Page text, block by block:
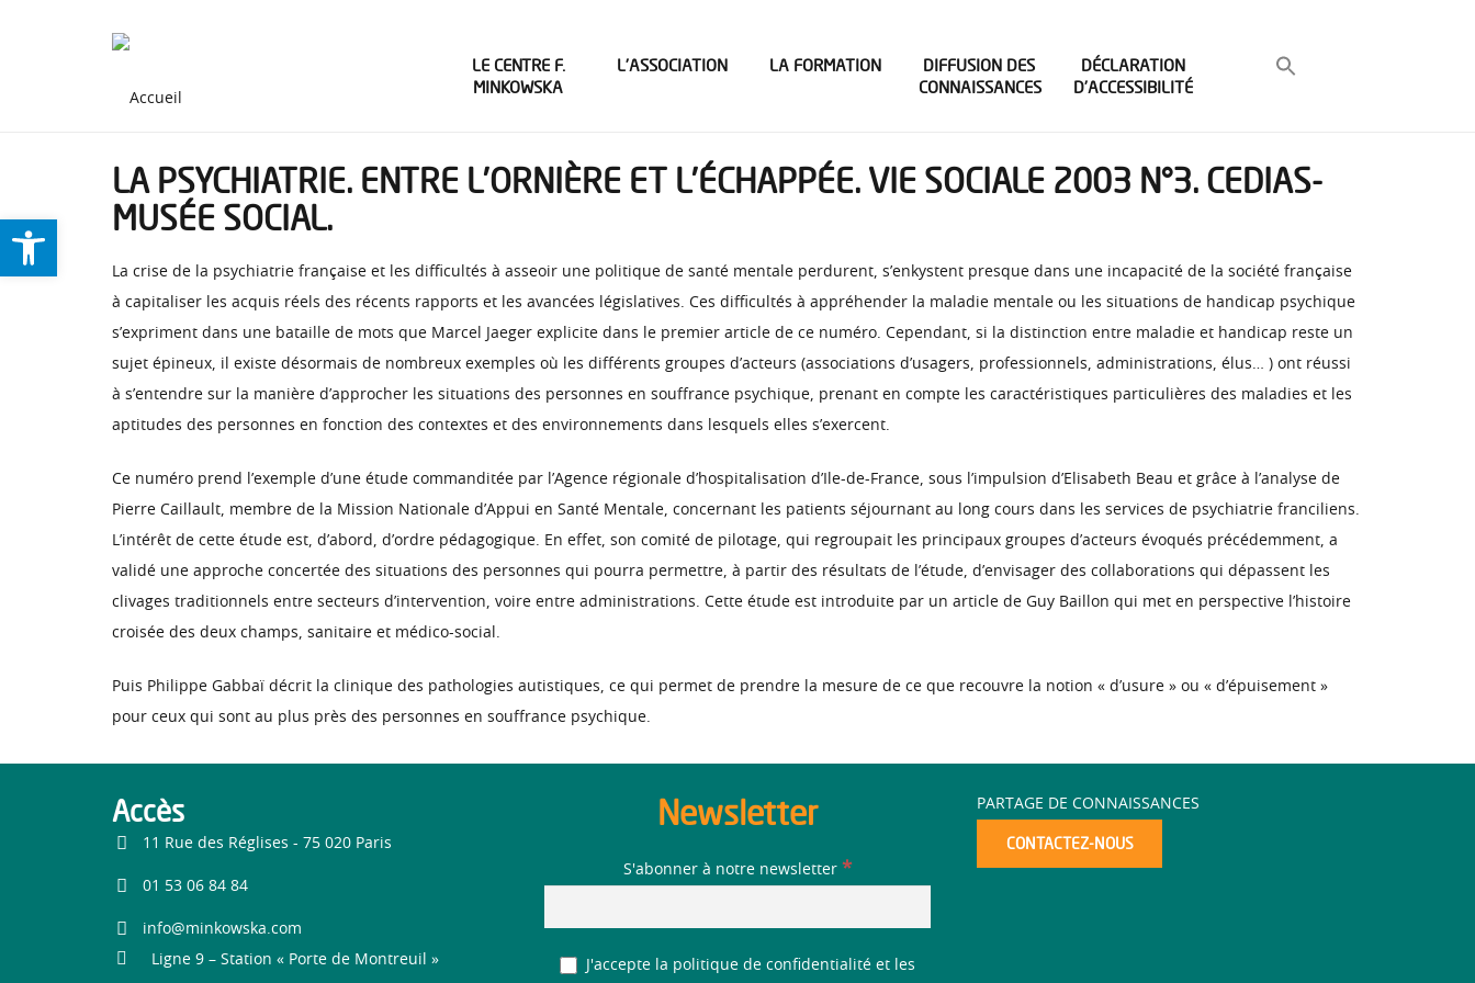
LE CENTRE F.
MINKOWSKA
L’ASSOCIATION LA FORMATION
DIFFUSION DES
CONNAISSANCES
DÉCLARATION
D’ACCESSIBILITÉ
LA PSYCHIATRIE. ENTRE L’ORNIÈRE ET L’ÉCHAPPÉE. VIE SOCIALE 2003 N°3. CEDIAS-
MUSÉE SOCIAL.
La crise de la psychiatrie française et les difficultés à asseoir une politique de santé mentale perdurent, s’enkystent presque dans une incapacité de la société française
à capitaliser les acquis réels des récents rapports et les avancées législatives. Ces difficultés à appréhender la maladie mentale ou les situations de handicap psychique
s’expriment dans une bataille de mots que Marcel Jaeger explicite dans le premier article de ce numéro. Cependant, si la distinction entre maladie et handicap reste un
sujet épineux, il existe désormais de nombreux exemples où les différents groupes d’acteurs (associations d’usagers, professionnels, administrations, élus… ) ont réussi
à s’entendre sur la manière d’approcher les situations des personnes en souffrance psychique, prenant en compte les caractéristiques particulières des maladies et les
aptitudes des personnes en fonction des contextes et des environnements dans lesquels elles s’exercent.
Ce numéro prend l’exemple d’une étude commanditée par l’Agence régionale d’hospitalisation d’Ile-de-France, sous l’impulsion d’Elisabeth Beau et grâce à l’analyse de
Pierre Caillault, membre de la Mission Nationale d’Appui en Santé Mentale, concernant les patients séjournant au long cours dans les services de psychiatrie franciliens.
L’intérêt de cette étude est, d’abord, d’ordre pédagogique. En effet, son comité de pilotage, qui regroupait les principaux groupes d’acteurs évoqués précédemment, a
validé une approche concertée des situations des personnes qui pourra permettre, à partir des résultats de l’étude, d’envisager des collaborations qui dépassent les
clivages traditionnels entre secteurs d’intervention, voire entre administrations. Cette étude est introduite par un article de Guy Baillon qui met en perspective l’histoire
croisée des deux champs, sanitaire et médico-social.
Puis Philippe Gabbaï décrit la clinique des pathologies autistiques, ce qui permet de prendre la mesure de ce que recouvre la notion « d’usure » ou « d’épuisement »
pour ceux qui sont au plus près des personnes en souffrance psychique.
Accès
11 Rue des Réglises - 75 020 Paris
01 53 06 84 84
info@minkowska.com
Ligne 9 – Station « Porte de Montreuil »
Newsletter
S'abonner à notre newsletter *
J'accepte la politique de confidentialité et les
PARTAGE DE CONNAISSANCES
CONTACTEZ-NOUS
Ouvrir la barre d’outils